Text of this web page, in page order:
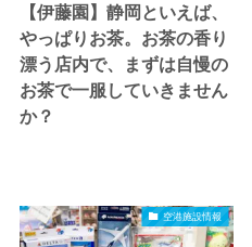
【伊藤園】静岡といえば、
やっぱりお茶。お茶の香り
漂う店内で、まずは自慢の
お茶で一服していきません
か？
空港施設情報